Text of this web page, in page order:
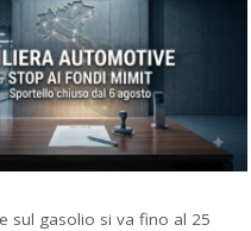
sul gasolio si va fino al 25